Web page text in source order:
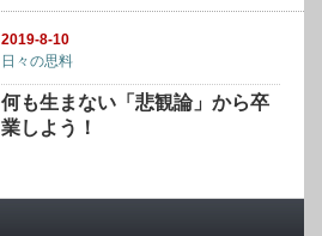
2019-8-10
日々の思料
何も生まない「悲観論」から卒
業しよう！